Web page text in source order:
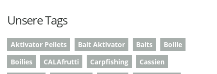
Unsere Tags
Aktivator Pellets Bait Aktivator Baits
Boilie
Boilies
CALAfrutti Carpfishing
Cassien